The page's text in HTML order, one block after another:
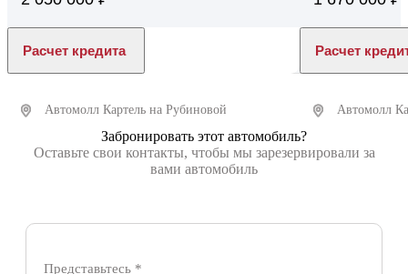
Расчет кредита
Автомолл Картель на Рубиновой
Получить автотеку
Расчет
Автомолл
Забронировать этот автомобиль?
Оставьте свои контакты, чтобы мы зарезервировали за
вами автомобиль
Представьтесь *